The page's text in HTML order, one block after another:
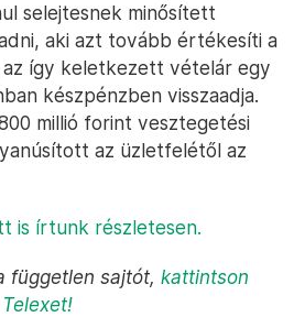
selejtesnek minősített
aki azt tovább értékesíti a
így keletkezett vételár egy
készpénzben visszaadja.
millió forint vesztegetési
az üzletfelétől az
is írtunk részletesen.
független sajtót, kattintson